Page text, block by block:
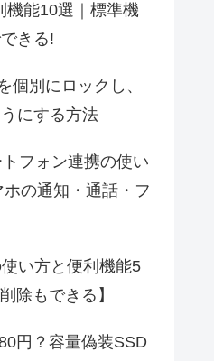
機能10選｜標準機
きる!
個別にロックし、
にする方法
フォン連携の使い
の通知・通話・フ
い方と便利機能5
除もできる】
円？容量偽装SSD